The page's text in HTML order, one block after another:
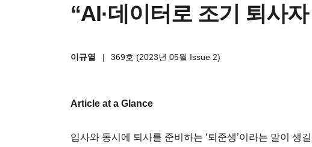
“AI·데이터로 조기 퇴사
이규열 | 369호 (2023년 05월 Issue 2)
Article at a Glance
입사와 동시에 퇴사를 준비하는 ‘퇴준생’이라는 말이 생